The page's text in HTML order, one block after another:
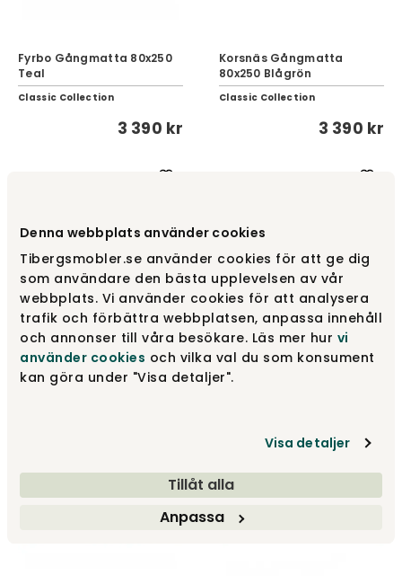
Denna webbplats använder cookies
Tibergsmobler.se använder cookies för att ge dig
som användare den bästa upplevelsen av vår
webbplats. Vi använder cookies för att analysera
trafik och förbättra webbplatsen, anpassa innehåll
och annonser till våra besökare. Läs mer hur vi
använder cookies och vilka val du som konsument
kan göra under "Visa detaljer".
Visa detaljer
Tillåt alla
Anpassa
Fyrbo Gångmatta 80x250
Teal
Classic Collection
3 390 kr
Korsnäs Gångmatta
80x250 Blågrön
Classic Collection
3 390 kr
Korsnäs Gångmatta
80x250 Grönbeige
Classic Collection
Merino Gångmatta
80x150 Granit
Classic Collection